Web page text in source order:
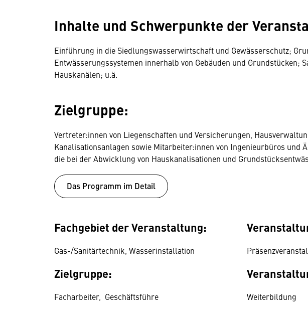
Inhalte und Schwerpunkte der
Einführung in die Siedlungswasserwirtschaft und Gewässerschutz;
Entwässerungssystemen innerhalb von Gebäuden und Grundstücken;
Hauskanälen; u.ä.
Zielgruppe:
Vertreter:innen von Liegenschaften und Versicherungen,
Kanalisationsanlagen sowie Mitarbeiter:innen von Ingenieurbüros und
die bei der Abwicklung von Hauskanalisationen und
Das Programm im Detail
Fachgebiet der Veranstaltung:
Gas-/Sanitärtechnik, Wasserinstallation
Zielgruppe:
Facharbeiter, Geschäftsführe Weiterbildung